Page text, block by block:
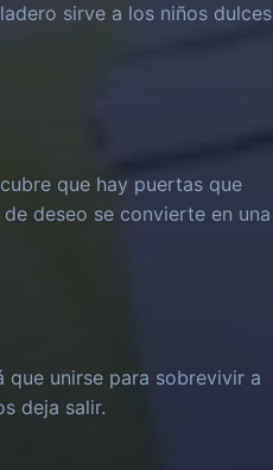
sirve a los niños dulces
que hay puertas que
deseo se convierte en una
que unirse para sobrevivir a
deja salir.